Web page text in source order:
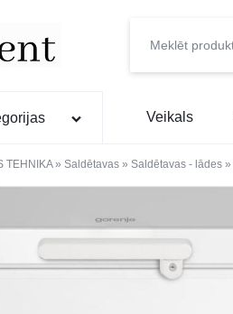
Veikals
TEHNIKA» Saldētavas » Saldētavas - lādes »